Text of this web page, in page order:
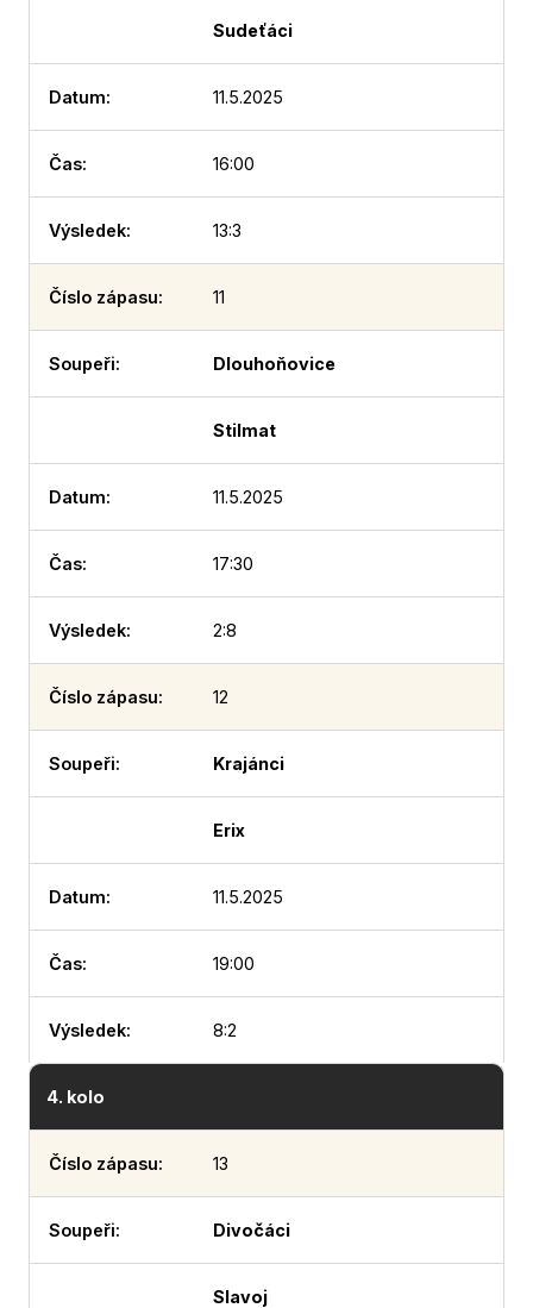
Sudeťáci
11.5.2025
16:00
13:3
11
Dlouhoňovice
Stilmat
11.5.2025
17:30
2:8
12
Krajánci
Erix
11.5.2025
19:00
8:2
4. kolo
13
Divočáci
Slavoj